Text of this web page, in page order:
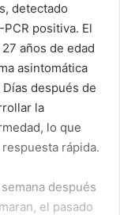
detectado
positiva. El
años de edad
asintomática
Días después de
la
lo que
rápida.
después
el pasado